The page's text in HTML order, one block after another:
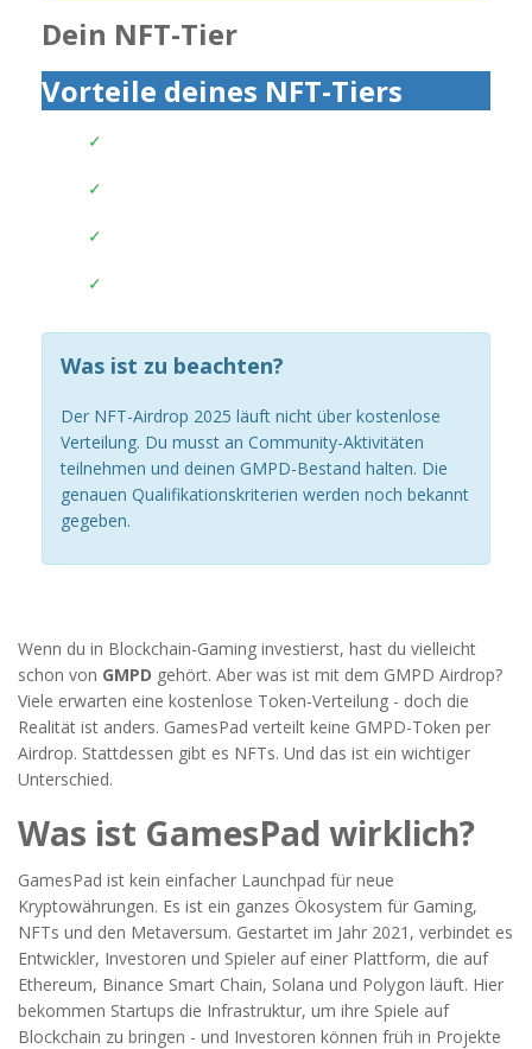
Dein NFT-Tier
Vorteile deines NFT-Tiers
Was ist zu beachten?
Der NFT-Airdrop 2025 läuft nicht über kostenlose
Verteilung. Du musst an Community-Aktivitäten
teilnehmen und deinen GMPD-Bestand halten. Die
genauen Qualifikationskriterien werden noch bekannt
gegeben.
Wenn du in Blockchain-Gaming investierst, hast du vielleicht
schon von GMPD gehört. Aber was ist mit dem GMPD Airdrop?
Viele erwarten eine kostenlose Token-Verteilung - doch die
Realität ist anders. GamesPad verteilt keine GMPD-Token per
Airdrop. Stattdessen gibt es NFTs. Und das ist ein wichtiger
Unterschied.
Was ist GamesPad wirklich?
GamesPad ist kein einfacher Launchpad für neue
Kryptowährungen. Es ist ein ganzes Ökosystem für Gaming,
NFTs und den Metaversum. Gestartet im Jahr 2021, verbindet es
Entwickler, Investoren und Spieler auf einer Plattform, die auf
Ethereum, Binance Smart Chain, Solana und Polygon läuft. Hier
bekommen Startups die Infrastruktur, um ihre Spiele auf
Blockchain zu bringen - und Investoren können früh in Projekte